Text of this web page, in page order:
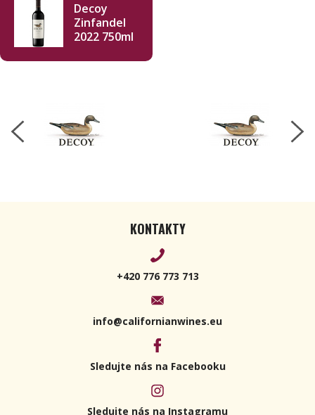
Decoy
Zinfandel
2022 750ml
KONTAKTY
+420 776 773 713
info@californianwines.eu
Sledujte nás na Facebooku
Sledujte nás na Instagramu